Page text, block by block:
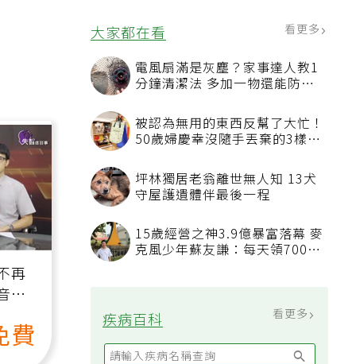
大家都在看 看更多
電風扇滿是灰塵？家事達人教1
分鐘清潔法 多加一物還能防髒
被認為無用的東西反幫了大忙！
50歲婦慶幸沒隨手丟棄的3樣物
坪林獨居老翁離世無人知 13犬
守屋護遺體伴最後一程
15歲經營之神3.9億暴富落幕 麥
克風少年蘇友謙：每天領700元
疾病百科
再
費